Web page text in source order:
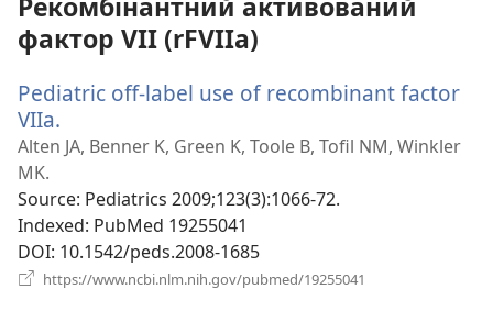
фактор VII (rFVIIa)
Pediatric off-label use of recombinant factor
VIIa.
у
вікні)
Alten JA, Benner K, Green K, Toole B, Tofil NM, Winkler
MK.
Source‎: Pediatrics 2009;123(3):1066-72.
Indexed‎: PubMed 19255041
DOI‎: 10.1542/peds.2008-1685
https://www.ncbi.nlm.nih.gov/pubmed/19255041